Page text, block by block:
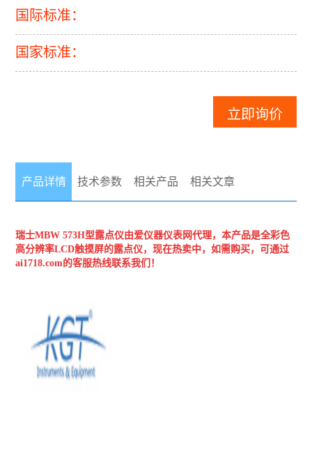
国际标准：
国家标准：
立即询价
产品详情 技术参数 相关产品 相关文章
瑞士MBW 573H型露点仪由爱仪器仪表网代理，本产品是全彩色
高分辨率LCD触摸屏的露点仪，现在热卖中，如需购买，可通过
ai1718.com的客服热线联系我们！